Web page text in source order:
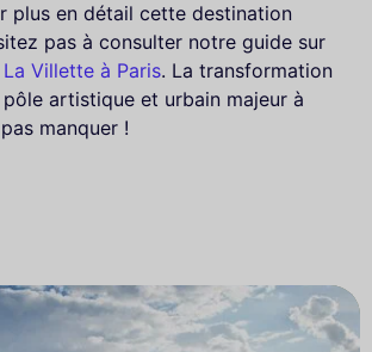
plus en détail cette destination
pas à consulter notre guide sur
Villette à Paris. La transformation
artistique et urbain majeur à
manquer !